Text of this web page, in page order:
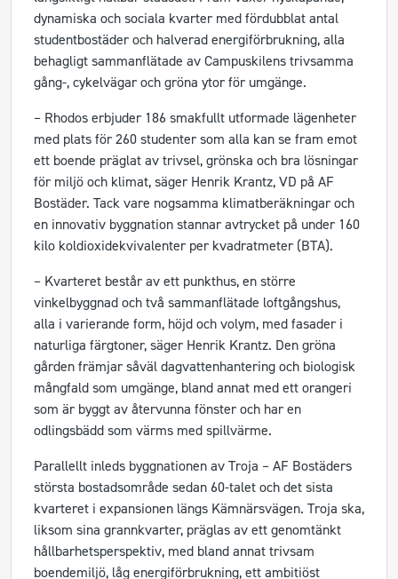
dynamiska och sociala kvarter med fördubblat antal
studentbostäder och halverad energiförbrukning, alla
behagligt sammanflätade av Campuskilens trivsamma
gång-, cykelvägar och gröna ytor för umgänge.
– Rhodos erbjuder 186 smakfullt utformade lägenheter
med plats för 260 studenter som alla kan se fram emot
ett boende präglat av trivsel, grönska och bra lösningar
för miljö och klimat, säger Henrik Krantz, VD på AF
Bostäder. Tack vare nogsamma klimatberäkningar och
en innovativ byggnation stannar avtrycket på under 160
kilo koldioxidekvivalenter per kvadratmeter (BTA).
– Kvarteret består av ett punkthus, en större
vinkelbyggnad och två sammanflätade loftgångshus,
alla i varierande form, höjd och volym, med fasader i
naturliga färgtoner, säger Henrik Krantz. Den gröna
gården främjar såväl dagvattenhantering och biologisk
mångfald som umgänge, bland annat med ett orangeri
som är byggt av återvunna fönster och har en
odlingsbädd som värms med spillvärme.
Parallellt inleds byggnationen av Troja – AF Bostäders
största bostadsområde sedan 60-talet och det sista
kvarteret i expansionen längs Kämnärsvägen. Troja ska,
liksom sina grannkvarter, präglas av ett genomtänkt
hållbarhetsperspektiv, med bland annat trivsam
boendemiljö, låg energiförbrukning, ett ambitiöst